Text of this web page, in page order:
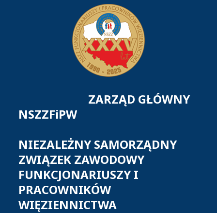
ZARZĄD GŁÓWNY
NSZZFiPW
NIEZALEŻNY SAMORZĄDNY
ZWIĄZEK ZAWODOWY
FUNKCJONARIUSZY I
PRACOWNIKÓW
WIĘZIENNICTWA